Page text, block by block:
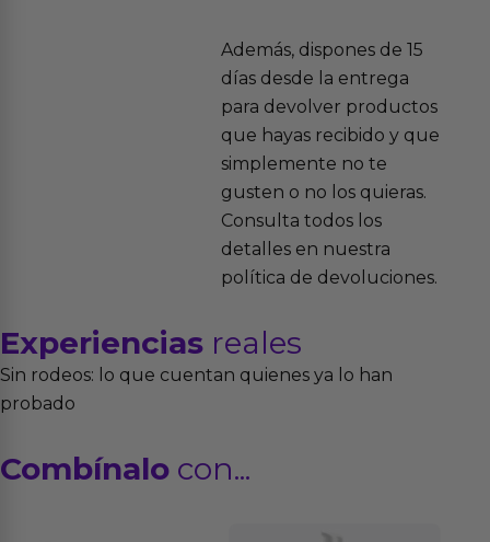
Además, dispones de 15
días desde la entrega
para devolver productos
que hayas recibido y que
simplemente no te
gusten o no los quieras.
Consulta todos los
detalles en nuestra
política de devoluciones.
Experiencias reales
Sin rodeos: lo que cuentan quienes ya lo han
probado
Combínalo con...